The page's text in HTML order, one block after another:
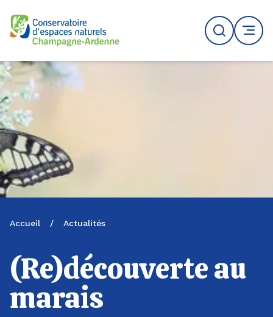
Logo du CENCA
Recherche
MENU
Accueil / Actualités
(Re)découverte au
marais